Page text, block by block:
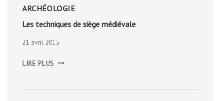
ARCHÉOLOGIE
Les techniques de siège médiévale
21 avril 2015
LIRE PLUS TECHNIQUES